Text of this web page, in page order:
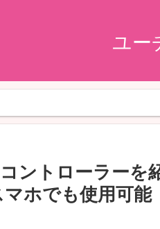
ユー
ントローラーを
ホでも使用可能